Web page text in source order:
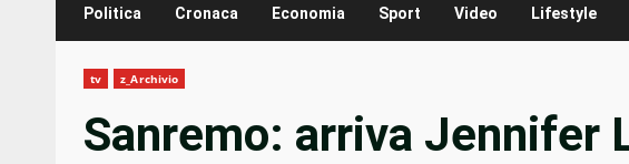
Politica Cronaca Economia Sport Video Lifestyle
tv z_Archivio
Sanremo: arriva Jennifer